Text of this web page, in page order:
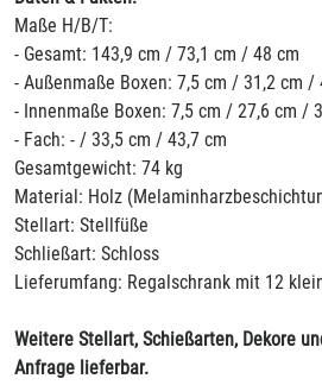
Maße H/B/T:
- Gesamt: 143,9 cm / 73,1 cm / 48 cm
- Außenmaße Boxen: 7,5 cm / 31,2 cm /
- Innenmaße Boxen: 7,5 cm / 27,6 cm /
- Fach: - / 33,5 cm / 43,7 cm
Gesamtgewicht: 74 kg
Material: Holz
Stellart: Stellfüße
Schließart: Schloss
Lieferumfang: Regalschrank mit 12
Weitere Stellart, Schießarten, Dekore
Anfrage lieferbar.